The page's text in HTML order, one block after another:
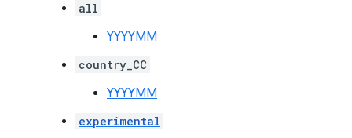
all
YYYYMM
country_CC
YYYYMM
experimental